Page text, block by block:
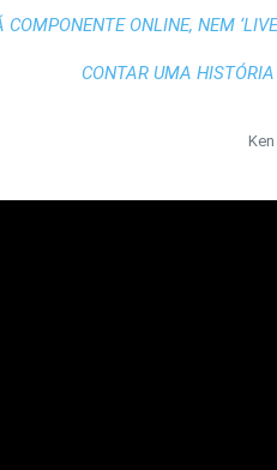
COMPONENTE ONLINE, NEM
CONTAR UMA